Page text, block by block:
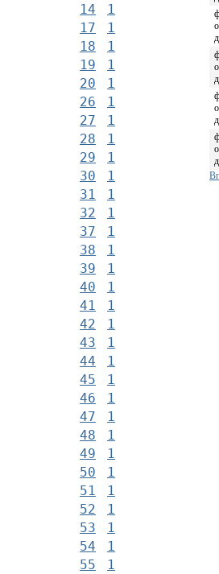
14
1
17
1
18
1
19
1
20
1
26
1
27
1
28
1
29
1
30
1
31
1
32
1
37
1
38
1
39
1
40
1
41
1
42
1
43
1
44
1
45
1
46
1
47
1
48
1
49
1
50
1
51
1
52
1
53
1
54
1
55
1